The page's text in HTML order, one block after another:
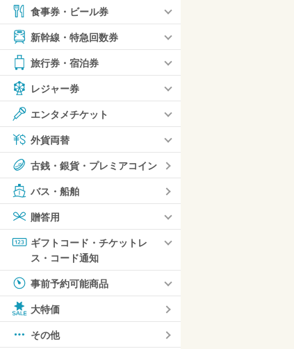
食事券・ビール券
新幹線・特急回数券
旅行券・宿泊券
レジャー券
エンタメチケット
外貨両替
古銭・銀貨・プレミアコイン
バス・船舶
贈答用
ギフトコード・チケットレ
ス・コード通知
事前予約可能商品
大特価
その他